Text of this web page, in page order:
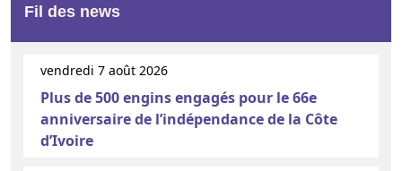
Fil des news
vendredi 7 août 2026
Plus de 500 engins engagés pour le 66e
anniversaire de l’indépendance de la Côte
d’Ivoire